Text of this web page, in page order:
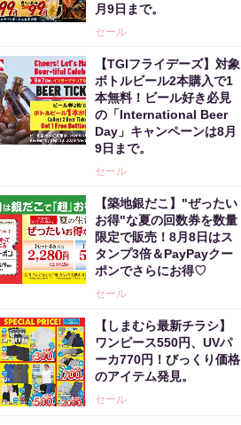
月9日まで。
セール
【TGIフライデーズ】対象
ボトルビール2本購入で1
本無料！ビール好き必見
の「International Beer
Day」キャンペーンは8月
9日まで。
セール
【築地銀だこ】"ぜったい
お得"な夏の回数券を数量
限定で販売！8月8日はス
タンプ3倍＆PayPayクー
ポンでさらにお得♡
セール
【しまむら最新チラシ】
ワンピース550円、UVパ
ーカ770円！びっくり価格
のアイテム発見。
セール